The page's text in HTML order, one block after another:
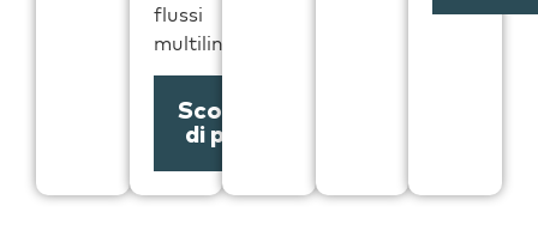
flussi
multilingue.
Scopri
di più